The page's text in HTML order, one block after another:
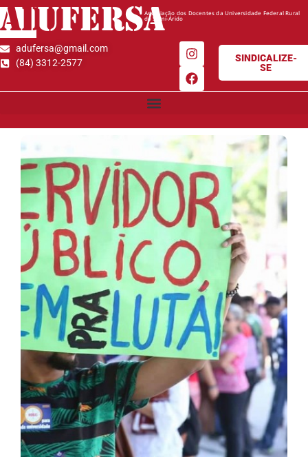
ADUFERSAAssociação dos Docentes da Universidade Federal Rural
do Semi-Árido
adufersa@gmail.com
(84) 3312-2577
SINDICALIZE-
SE